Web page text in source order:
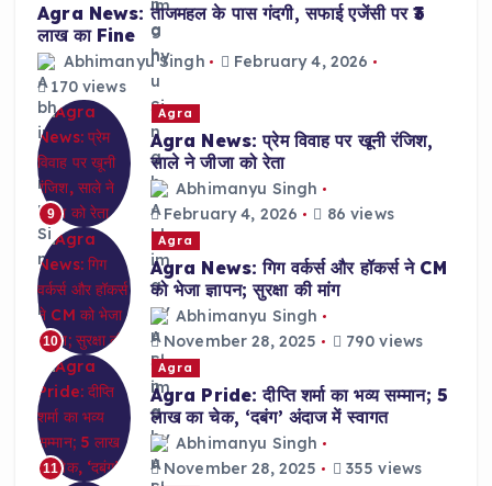
Agra News: ताजमहल के पास गंदगी, सफाई एजेंसी पर ₹3
लाख का Fine
Abhimanyu Singh
February 4, 2026
170 views
9
Agra
Agra News: प्रेम विवाह पर खूनी रंजिश,
साले ने जीजा को रेता
Abhimanyu Singh
February 4, 2026
86 views
10
Agra
Agra News: गिग वर्कर्स और हॉकर्स ने CM
को भेजा ज्ञापन; सुरक्षा की मांग
Abhimanyu Singh
November 28, 2025
790 views
11
Agra
Agra Pride: दीप्ति शर्मा का भव्य सम्मान; 5
लाख का चेक, ‘दबंग’ अंदाज में स्वागत
Abhimanyu Singh
November 28, 2025
355 views